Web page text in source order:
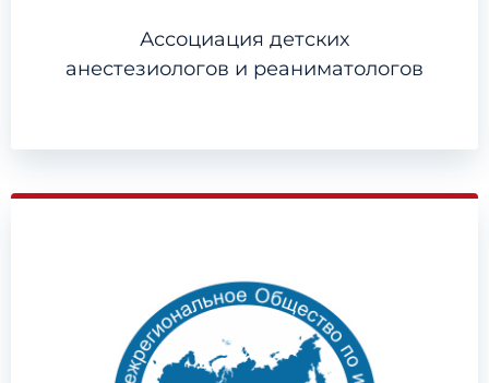
Ассоциация детских
анестезиологов и реаниматологов